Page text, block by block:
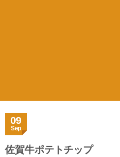
09
Sep
佐賀牛ポテトチップ